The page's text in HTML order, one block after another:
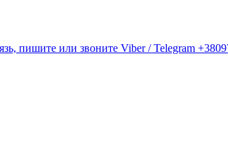
пишите или звоните Viber / Telegram